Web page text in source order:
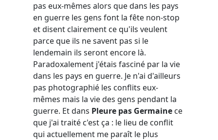
pas eux-mêmes alors que dans les pays
en guerre les gens font la fête non-stop
et disent clairement ce qu'ils veulent
parce que ils ne savent pas si le
lendemain ils seront encore là.
Paradoxalement j'étais fasciné par la vie
dans les pays en guerre. Je n'ai d'ailleurs
pas photographié les conflits eux-
mêmes mais la vie des gens pendant la
guerre. Et dans Pleure pas Germaine ce
que j'ai traité c'est ça : le lieu de conflit
qui actuellement me paraît le plus